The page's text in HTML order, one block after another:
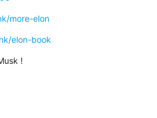
more-elon
elon-book
!